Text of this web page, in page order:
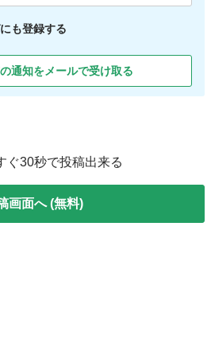
も登録する
通知をメールで受け取る
ぐ30秒で投稿出来る
画面へ (無料)